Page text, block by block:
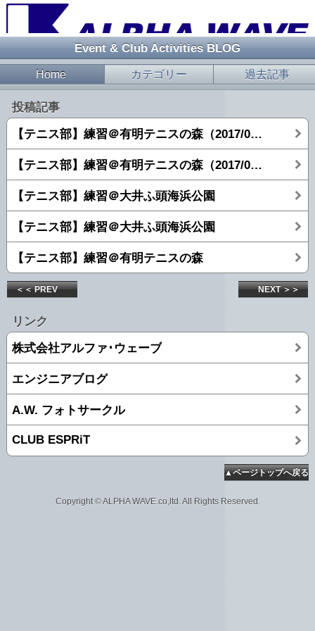
Event & Club Activities BLOG
Home カテゴリー 過去記事
投稿記事
【テニス部】練習＠有明テニスの森（2017/09/23）
【テニス部】練習＠有明テニスの森（2017/04/22）
【テニス部】練習＠大井ふ頭海浜公園
【テニス部】練習＠大井ふ頭海浜公園
【テニス部】練習＠有明テニスの森
＜＜ PREV NEXT ＞＞
リンク
株式会社アルファ･ウェーブ
エンジニアブログ
A.W. フォトサークル
CLUB ESPRiT
▲ページトップへ戻る
Copyright © ALPHA WAVE.co,ltd. All Rights Reserved.